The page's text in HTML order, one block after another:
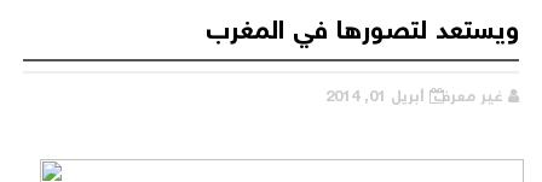
ويستعد لتصورها في المغرب‎
غير معرف أبريل 01, 2014